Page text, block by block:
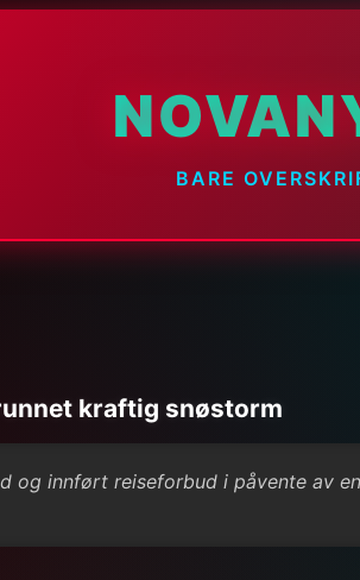
BARE
kraftig snøstorm
og innført reiseforbud i påvente av